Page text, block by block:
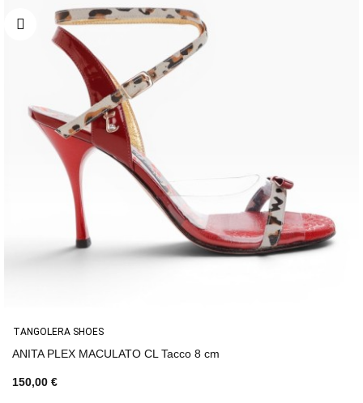
TANGOLERA SHOES
ANITA PLEX MACULATO CL Tacco 8 cm
150,00 €